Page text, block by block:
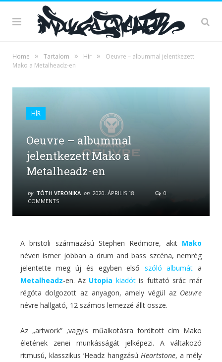
Home » Tartalom » Hír »
Oeuvre – albummal jelentkezett
Mako a Metalheadz-en
HÍR
Oeuvre – albummal
jelentkezett Mako a
Metalheadz-en
by TÓTH VERONIKA on 2020. ÁPRILIS 18.
0
COMMENTS
A bristoli származású Stephen Redmore, akit Mako
néven ismer jobban a drum and bass szcéna, nemrég
jelentette meg új és egyben első szóló albumát a
Metalheadz-en. Az Utopia kiadótis futtató srác már
régóta dolgozott az anyagon, amely végül az Oeuvre
névre hallgató, 12 számos lemezzé állt össze.
Az „artwork” ,vagyis műalkotásra fordított cím Mako
életének zenei munkásságát jelképezi. A váltakozó
ritmusú, klasszikus ’Headz hangzású Heartstone, a mély